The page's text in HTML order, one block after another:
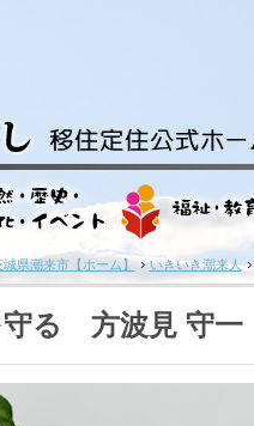
県潮来市【ホーム】 いきいき潮来人
守る 方波見 守一